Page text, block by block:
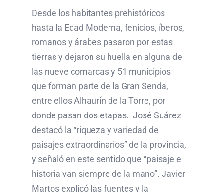
Desde los habitantes prehistóricos
hasta la Edad Moderna, fenicios, íberos,
romanos y árabes pasaron por estas
tierras y dejaron su huella en alguna de
las nueve comarcas y 51 municipios
que forman parte de la Gran Senda,
entre ellos Alhaurín de la Torre, por
donde pasan dos etapas. José Suárez
destacó la “riqueza y variedad de
paisajes extraordinarios” de la provincia,
y señaló en este sentido que “paisaje e
historia van siempre de la mano”. Javier
Martos explicó las fuentes y la